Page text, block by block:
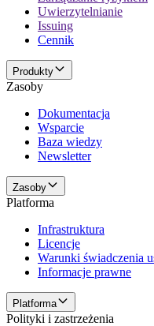
Uwierzytelnianie
Issuing
Cennik
Produkty
Zasoby
Dokumentacja
Wsparcie
Baza wiedzy
Newsletter
Zasoby
Platforma
Infrastruktura
Licencje
Warunki świadczenia
Informacje prawne
Platforma
Polityki i zastrzeżenia